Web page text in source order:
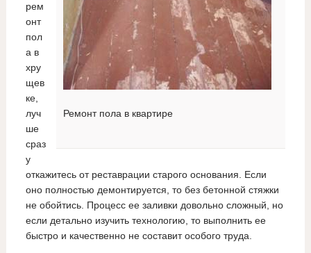
Ремонт пола в квартире
рем
онт
пол
а в
хру
щев
ке,
луч
ше
сраз
у
откажитесь от реставрации старого основания. Если
оно полностью демонтируется, то без бетонной стяжки
не обойтись. Процесс ее заливки довольно сложный, но
если детально изучить технологию, то выполнить ее
быстро и качественно не составит особого труда.